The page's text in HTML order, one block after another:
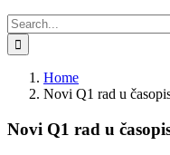
Search
for:
Home
Novi Q1 rad u
Novi Q1 rad u